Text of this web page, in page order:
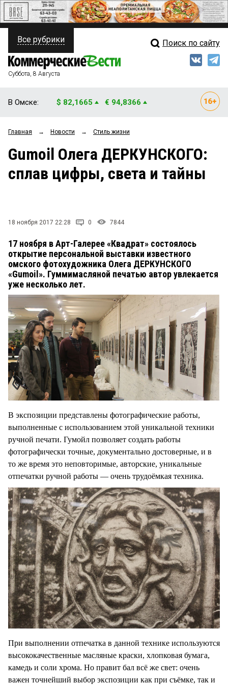
ПОЛИТИКА
ФИНАНСЫ
ОБЩЕСТВО
ЗАКОН
НОВОСТИ КОМПАНИЙ
СТИЛЬ ЖИЗНИ
Свежий выпуск
Рейтинги
Блоги
Все рубрики Поиск по сайту
Суббота, 8 Августа
В Омске: $ 82,1665 € 94,8366
Главная → Новости → Стиль жизни
Gumoil Олега ДЕРКУНСКОГО:
сплав цифры, света и тайны
18 ноября 2017 22:28 0 7844
17 ноября в Арт-Галерее «Квадрат» состоялось
открытие персональной выставки известного
омского фотохудожника Олега ДЕРКУНСКОГО
«Gumoil». Гуммимасляной печатью автор увлекается
уже несколько лет.
В экспозиции представлены фотографические работы,
выполненные с использованием этой уникальной техники
ручной печати. Гумойл позволяет создать работы
фотографически точные, документально достоверные, и в
то же время это неповторимые, авторские, уникальные
отпечатки ручной работы — очень трудоёмкая техника.
При выполнении отпечатка в данной технике используются
высококачественные масляные краски, хлопковая бумага,
камедь и соли хрома. Но правит бал всё же свет: очень
важен точнейший выбор экспозиции как при съёмке, так и